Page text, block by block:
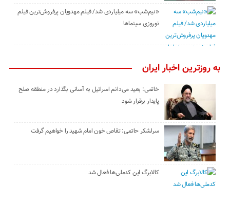
«نیم‌شب» سه میلیاردی شد/ فیلم مهدویان پرفروش‌ترین فیلم
نوروزی سینماها
به روزترین اخبار ایران
خاتمی: بعید می‌دانم اسرائیل به آسانی بگذارد در منطقه صلح
پایدار برقرار شود
سرلشکر حاتمی: تقاص خون امام شهید را خواهیم گرفت
کالابرگ این کدملی‌ها فعال شد